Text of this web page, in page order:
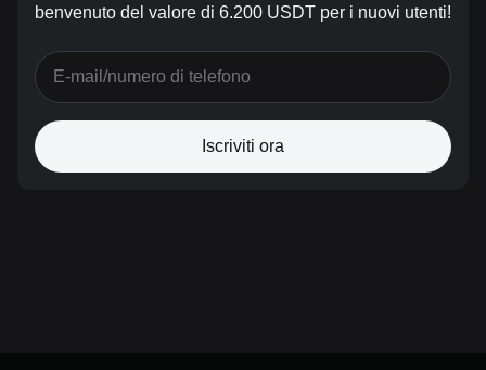
benvenuto del valore di 6.200 USDT per i nuovi utenti!
Iscriviti ora